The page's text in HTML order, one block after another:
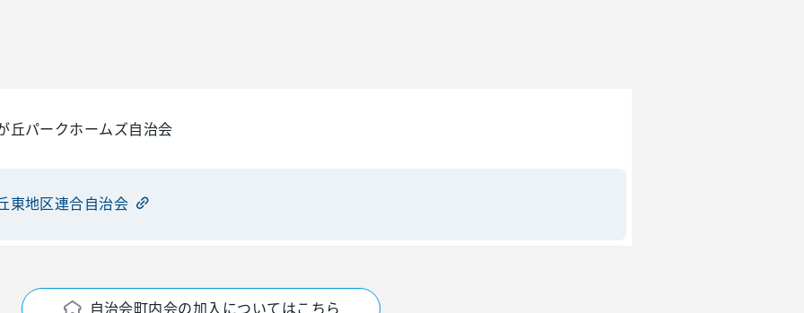
丘パークホームズ自治会
東地区連合自治会
自治会町内会の加入についてはこちら